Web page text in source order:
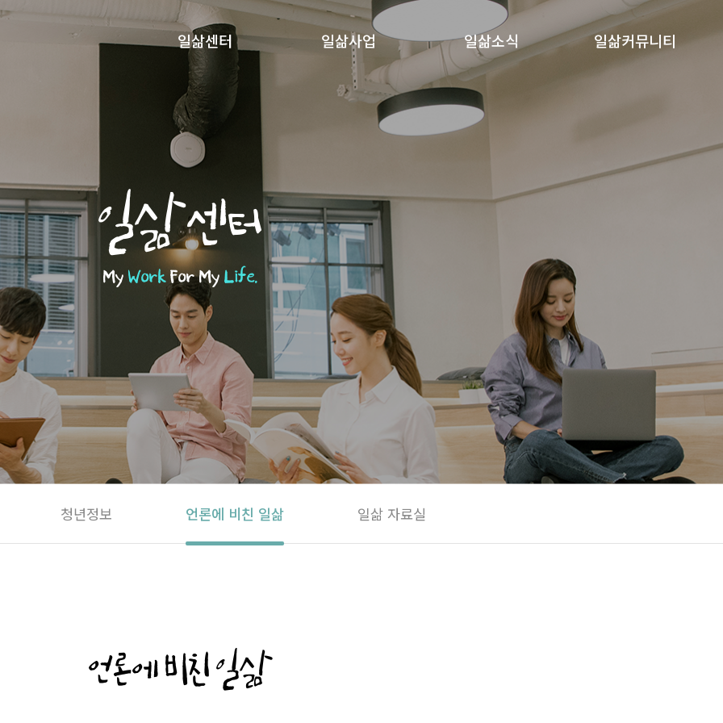
일삶센터 일삶사업 일삶소식 일삶커뮤니티
일삶센터
MyWorkFor MyLife.
청년정보 언론에 비친 일삶 일삶 자료실
언론에 비친 일삶